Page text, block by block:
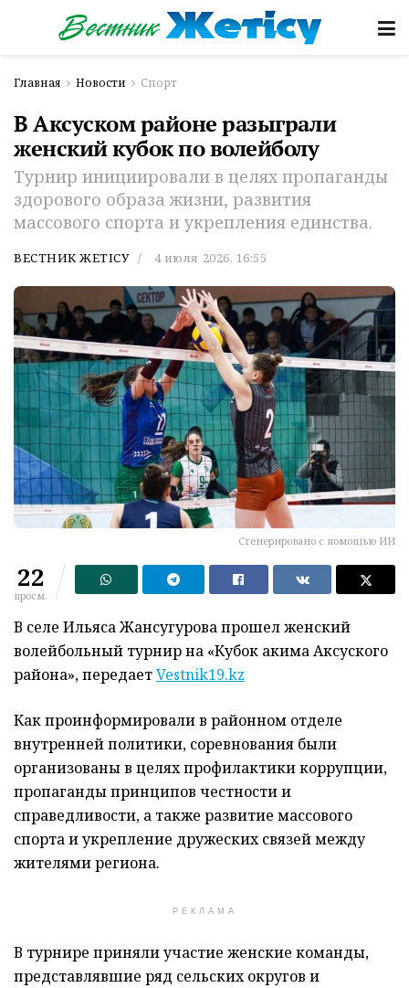
Главная Новости Спорт
В Аксуском районе разыграли
женский кубок по волейболу
Турнир инициировали в целях пропаганды
здорового образа жизни, развития
массового спорта и укрепления единства.
ВЕСТНИК ЖЕТІСУ 4 июля 2026, 16:55
Сгенерировано с помощью ИИ
22
просм.
В селе Ильяса Жансугурова прошел женский
волейбольный турнир на «Кубок акима Аксуского
района», передаетVestnik19.kz
Как проинформировали в районном отделе
внутренней политики, соревнования были
организованы в целях профилактики коррупции,
пропаганды принципов честности и
справедливости, а также развитие массового
спорта и укрепление дружеских связей между
жителями региона.
РЕКЛАМА
В турнире приняли участие женские команды,
представлявшие ряд сельских округов и